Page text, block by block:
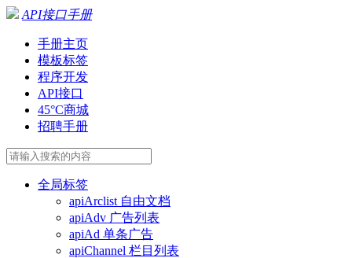
API接口手册
手册主页
模板标签
程序开发
API接口
45°C商城
招聘手册
全局标签
apiArclist 自由文档
apiAdv 广告列表
apiAd 单条广告
apiChannel 栏目列表